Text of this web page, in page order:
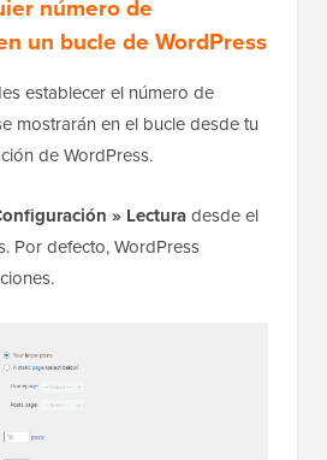
número de
un bucle de WordPress
establecer el número de
mostrarán en el bucle desde tu
de WordPress.
» Lecturadesde el
Por defecto, WordPress